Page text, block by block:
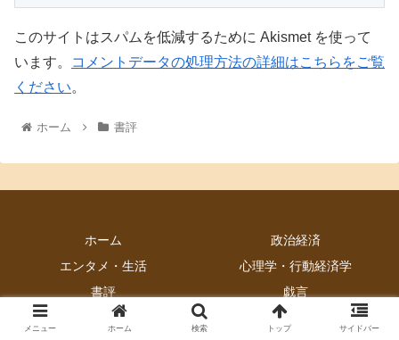
このサイトはスパムを低減するために Akismet を使って
います。
コメントデータの処理方法の詳細はこちらをご覧
ください。
ホーム 書評
ホーム
政治経済
エンタメ・生活
心理学・行動経済学
書評
戯言
© 2017 人生はゲームに過ぎない.
メニュー ホーム 検索 トップ サイドバー